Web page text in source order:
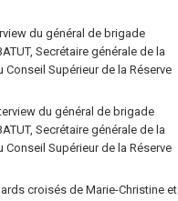
du général de brigade
Secrétaire générale de la
Conseil Supérieur de la Réserve
du général de brigade
Secrétaire générale de la
Conseil Supérieur de la Réserve
croisés de Marie-Christine et